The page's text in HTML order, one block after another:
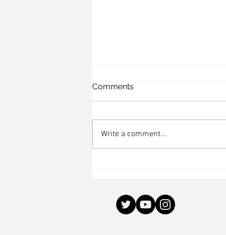
مفن البرتقال والتمر
Comments
Write a comment...